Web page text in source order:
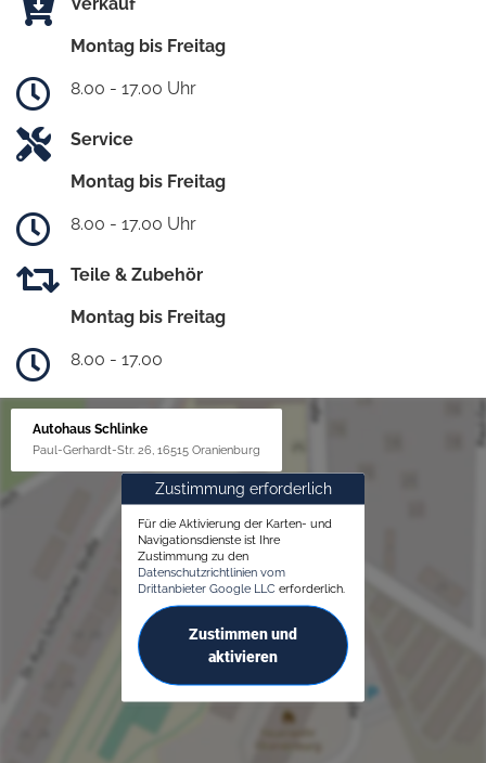
Montag bis Freitag
8.00 - 17.00 Uhr
Service
Montag bis Freitag
8.00 - 17.00 Uhr
Teile & Zubehör
Montag bis Freitag
8.00 - 17.00
Autohaus Schlinke
Paul-Gerhardt-Str. 26, 16515 Oranienburg
Zustimmung erforderlich
Für die Aktivierung der Karten- und
Navigationsdienste ist Ihre
Zustimmung zu den
Datenschutzrichtlinien vom
Drittanbieter Google LLC erforderlich.
Zustimmen und
aktivieren